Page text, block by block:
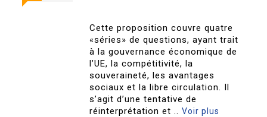
Cette proposition couvre quatre
«séries» de questions, ayant trait
à la gouvernance économique de
l’UE, la compétitivité, la
souveraineté, les avantages
sociaux et la libre circulation. Il
s’agit d’une tentative de
réinterprétation et ..Voir plus